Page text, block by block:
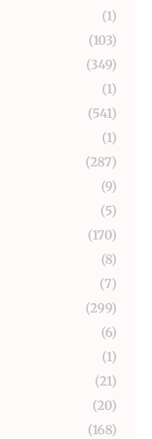
(1)
(103)
(349)
(1)
(541)
(1)
(287)
(9)
(5)
(170)
(8)
(7)
(299)
(6)
(1)
(21)
(20)
(168)